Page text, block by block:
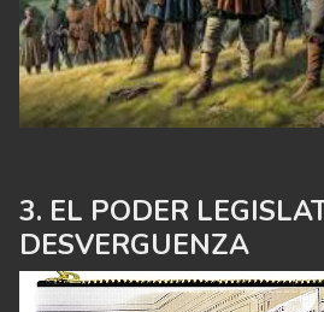
EL PODER
DESVERGUENZA